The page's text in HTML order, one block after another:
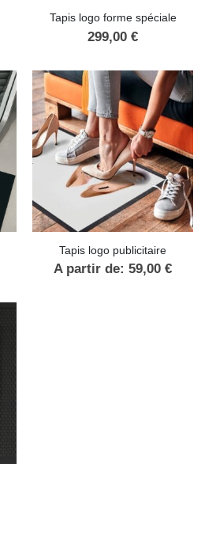
Tapis logo forme spéciale
299,00 €
Tapis logo publicitaire
A partir de: 59,00 €